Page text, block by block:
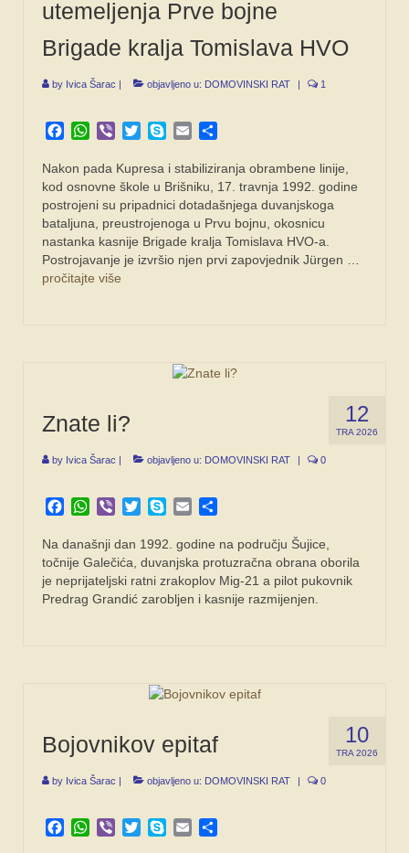
utemeljenja Prve bojne
Brigade kralja Tomislava HVO
by Ivica Šarac | objavljeno u: DOMOVINSKI RAT | 1
Facebook
WhatsApp
Viber TwitterSkypeEmail
Nakon pada Kupresa i stabiliziranja obrambene linije,
kod osnovne škole u Brišniku, 17. travnja 1992. godine
postrojeni su pripadnici dotadašnjega duvanjskoga
bataljuna, preustrojenoga u Prvu bojnu, okosnicu
nastanka kasnije Brigade kralja Tomislava HVO-a.
Postrojavanje je izvršio njen prvi zapovjednik Jürgen …
pročitajte više
12
TRA 2026
Znate li?
by Ivica Šarac | objavljeno u: DOMOVINSKI RAT | 0
Facebook
WhatsApp
Viber TwitterSkypeEmail
Na današnji dan 1992. godine na području Šujice,
točnije Galečića, duvanjska protuzračna obrana oborila
je neprijateljski ratni zrakoplov Mig-21 a pilot pukovnik
Predrag Grandić zarobljen i kasnije razmijenjen.
10
TRA 2026
Bojovnikov epitaf
by Ivica Šarac | objavljeno u: DOMOVINSKI RAT | 0
Facebook
WhatsApp
Viber TwitterSkypeEmail